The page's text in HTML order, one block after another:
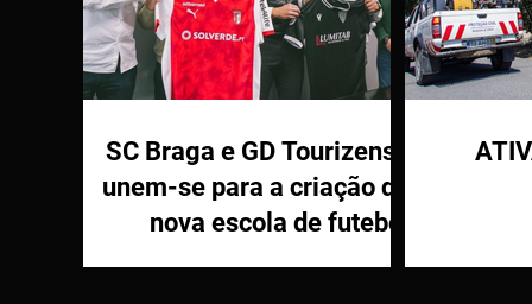
SC Braga e GD Tourizense
unem-se para a criação de
nova escola de futebol